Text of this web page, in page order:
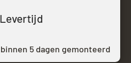
Levertijd
binnen 5 dagen gemonteerd